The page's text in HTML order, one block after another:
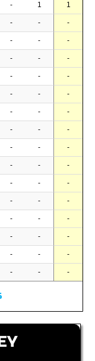
- 1 1
- - -
- - -
- - -
- - -
- - -
- - -
- - -
- - -
- - -
- - -
- - -
- - -
- - -
- - -
- - -